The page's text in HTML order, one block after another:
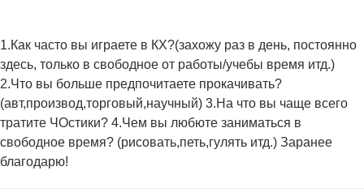
1.Как часто вы играете в КХ?(захожу раз в день, постоянно
здесь, только в свободное от работы/учебы время итд.)
2.Что вы больше предпочитаете прокачивать?
(авт,производ,торговый,научный) 3.На что вы чаще всего
тратите ЧОстики? 4.Чем вы любюте заниматься в
свободное время? (рисовать,петь,гулять итд.) Заранее
благодарю!